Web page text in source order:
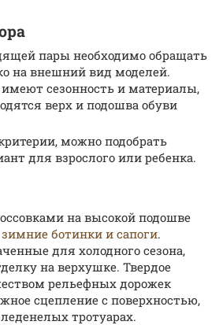
пары необходимо обращать
на внешний вид моделей.
сезонность и материалы,
верх и подошва обуви
можно подобрать
для взрослого или ребенка.
на высокой подошве
зимние ботинки и сапоги.
для холодного сезона,
на верхушке. Твердое
рельефных дорожек
сцепление с поверхностью,
тротуарах.